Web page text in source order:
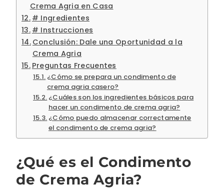
Crema Agria en Casa
# Ingredientes
# Instrucciones
Conclusión: Dale una Oportunidad a la
Crema Agria
Preguntas Frecuentes
¿Cómo se prepara un condimento de
crema agria casero?
¿Cuáles son los ingredientes básicos para
hacer un condimento de crema agria?
¿Cómo puedo almacenar correctamente
el condimento de crema agria?
¿Qué es el Condimento
de Crema Agria?